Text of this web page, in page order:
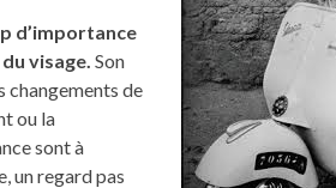
d’importance
visage. Son
changements de
ou la
sont à
un regard pas